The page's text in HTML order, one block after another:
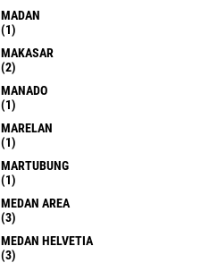
MADAN
(1)
MAKASAR
(2)
MANADO
(1)
MARELAN
(1)
MARTUBUNG
(1)
MEDAN AREA
(3)
MEDAN HELVETIA
(3)